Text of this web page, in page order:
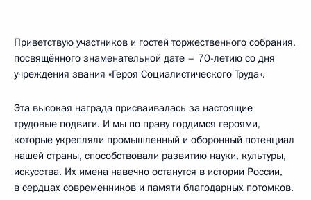
Приветствую участников и гостей торжественного собрания,
посвящённого знаменательной дате – 70-летию со дня
учреждения звания «Героя Социалистического Труда».
Эта высокая награда присваивалась за настоящие
трудовые подвиги. И мы по праву гордимся героями,
которые укрепляли промышленный и оборонный потенциал
нашей страны, способствовали развитию науки, культуры,
искусства. Их имена навечно останутся в истории России,
в сердцах современников и памяти благодарных потомков.